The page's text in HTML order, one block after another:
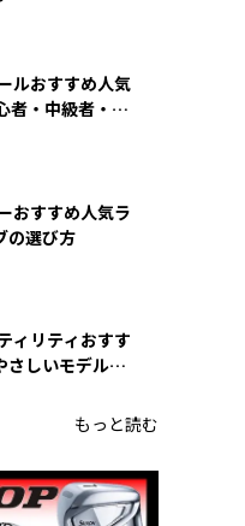
ルおすすめ人気
者・中級者・上
おすすめ人気ラ
の選び方
ィリティおすす
さしいモデルの
もっと読む